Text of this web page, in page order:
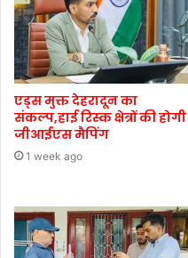
एड्स मुक्त देहरादून का
संकल्प,हाई रिस्क क्षेत्रों की होगी
जीआईएस मैपिंग
1 week ago